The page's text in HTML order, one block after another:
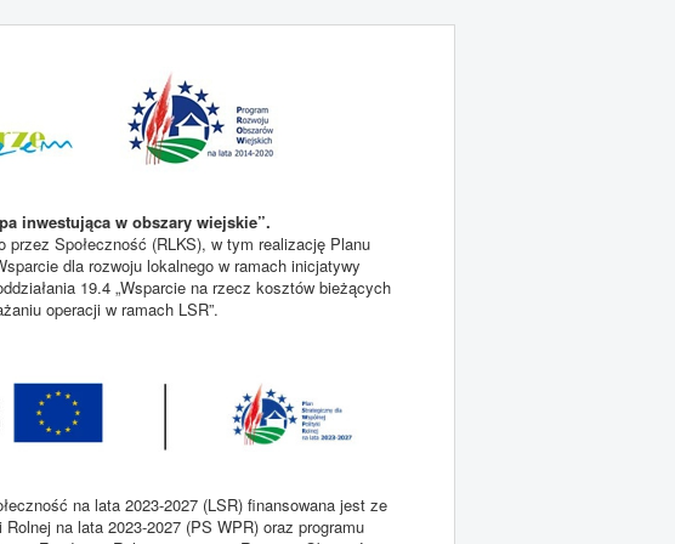
inwestująca w obszary wiejskie”.
Społeczność (RLKS), w tym realizację Planu
dla rozwoju lokalnego w ramach inicjatywy
19.4 „Wsparcie na rzecz kosztów bieżących
operacji w ramach LSR”.
na lata 2023-2027 (LSR) finansowana jest ze
na lata 2023-2027 (PS WPR) oraz programu